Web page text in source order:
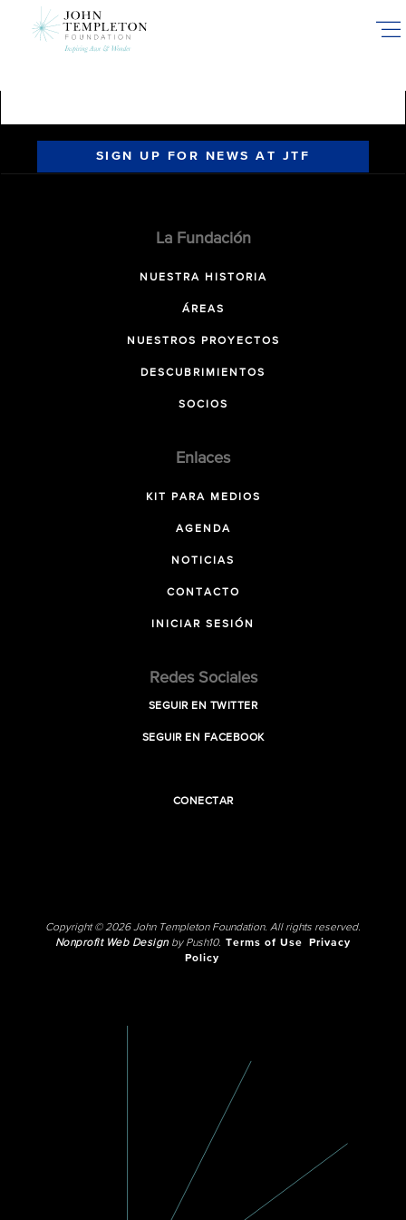
SIGN UP FOR NEWS AT JTF
La Fundación
NUESTRA HISTORIA
ÁREAS
NUESTROS PROYECTOS
DESCUBRIMIENTOS
SOCIOS
Enlaces
KIT PARA MEDIOS
AGENDA
NOTICIAS
CONTACTO
INICIAR SESIÓN
Redes Sociales
SEGUIR EN TWITTER
SEGUIR EN FACEBOOK
CONECTAR
Copyright © 2026 John Templeton Foundation. All rights reserved.
Nonprofit Web Designby Push10. Terms of Use
Privacy
Policy